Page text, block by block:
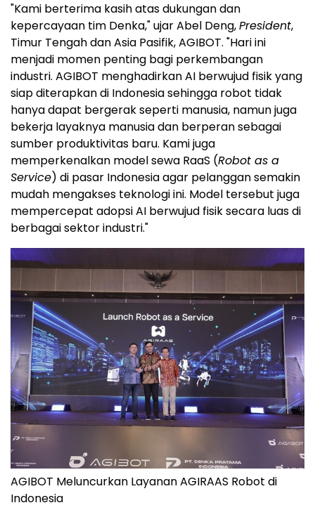
"Kami berterima kasih atas dukungan dan
kepercayaan tim Denka," ujar Abel Deng,President,
Timur Tengah dan Asia Pasifik, AGIBOT. "Hari ini
menjadi momen penting bagi perkembangan
industri. AGIBOT menghadirkan AI berwujud fisik yang
siap diterapkan di Indonesia sehingga robot tidak
hanya dapat bergerak seperti manusia, namun juga
bekerja layaknya manusia dan berperan sebagai
sumber produktivitas baru. Kami juga
memperkenalkan model sewa RaaS (Robot as a
Service) di pasar Indonesia agar pelanggan semakin
mudah mengakses teknologi ini. Model tersebut juga
mempercepat adopsi AI berwujud fisik secara luas di
berbagai sektor industri."
AGIBOT Meluncurkan Layanan AGIRAAS Robot di
Indonesia